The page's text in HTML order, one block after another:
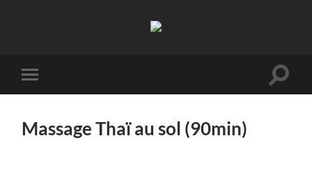
Effet
Toggle
mobile
Toggle
Massage Thaï au sol (90min)